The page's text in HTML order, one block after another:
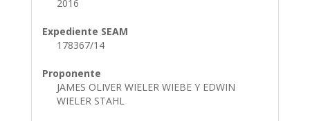
2016
Expediente SEAM
178367/14
Proponente
JAMES OLIVER WIELER WIEBE Y EDWIN
WIELER STAHL